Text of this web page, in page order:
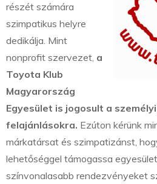
részét számára
szimpatikus helyre
dedikálja. Mint
nonprofit szervezet, a
Toyota Klub
Magyarország
Egyesület is jogosult a
felajánlásokra. Ezúton kérünk
márkatársat és szimpatizánst,
lehetőséggel támogassa
színvonalasabb rendezvényeket